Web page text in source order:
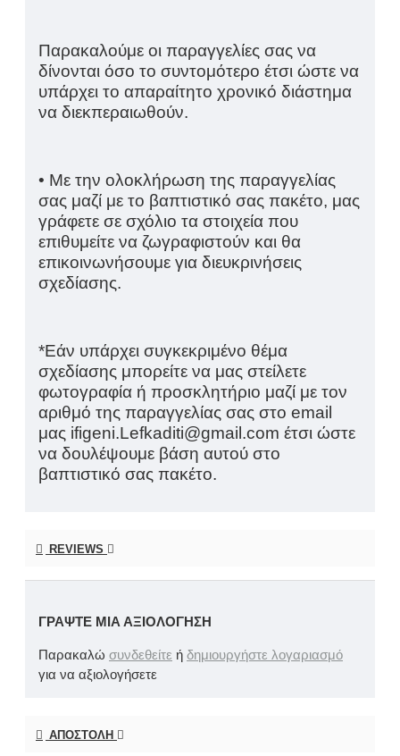
Παρακαλούμε οι παραγγελίες σας να
δίνονται όσο το συντομότερο έτσι ώστε να
υπάρχει το απαραίτητο χρονικό διάστημα
να διεκπεραιωθούν.
• Με την ολοκλήρωση της παραγγελίας
σας μαζί με το βαπτιστικό σας πακέτο, μας
γράφετε σε σχόλιο τα στοιχεία που
επιθυμείτε να ζωγραφιστούν και θα
επικοινωνήσουμε για διευκρινήσεις
σχεδίασης.
*Εάν υπάρχει συγκεκριμένο θέμα
σχεδίασης μπορείτε να μας στείλετε
φωτογραφία ή προσκλητήριο μαζί με τον
αριθμό της παραγγελίας σας στο email
μας ifigeni.Lefkaditi@gmail.com έτσι ώστε
να δουλέψουμε βάση αυτού στο
βαπτιστικό σας πακέτο.
REVIEWS
ΓΡΆΨΤΕ ΜΙΑ ΑΞΙΟΛΌΓΗΣΗ
Παρακαλώ συνδεθείτε ή δημιουργήστε λογαριασμό
για να αξιολογήσετε
ΑΠΟΣΤΟΛΉ